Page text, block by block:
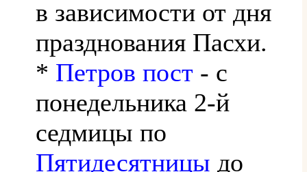
в зависимости от дня
празднования Пасхи.
* Петров пост - с
понедельника 2-й
седмицы по
Пятидесятницы до